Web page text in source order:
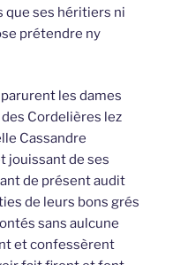
que ses héritiers ni
prétendre ny
les dames
Cordelières lez
Cassandre
jouissant de ses
de présent audit
de leurs bons grés
sans aulcune
et confessèrent